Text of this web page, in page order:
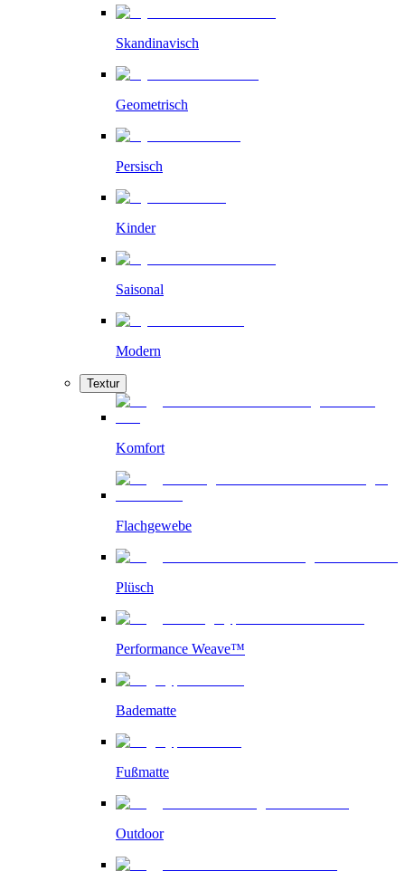
Skandinavisch
Geometrisch
Persisch
Kinder
Saisonal
Modern
Textur
Komfort
Flachgewebe
Plüsch
Performance Weave™
Badematte
Fußmatte
Outdoor